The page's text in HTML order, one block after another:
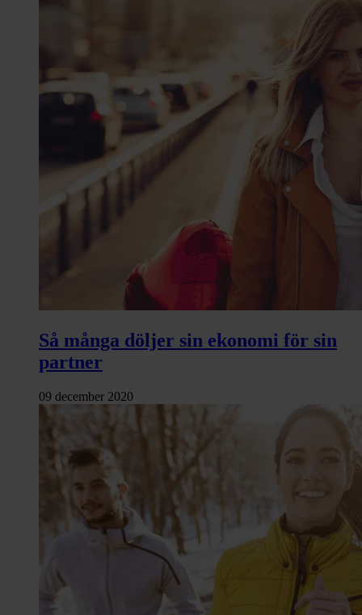
Så många döljer sin ekonomi för sin
partner
09 december 2020